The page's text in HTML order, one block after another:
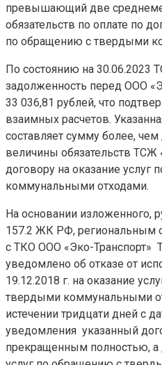
превышающий две
обязательств по оплате по
по обращению с твердыми
По состоянию на 30.06.2023
задолженность перед ООО
33 036,81 рублей, что
взаимных расчетов.
составляет сумму более,
величины обязательств ТСЖ
договору на оказание
коммунальными отходами.
На основании изложенного,
157.2 ЖК РФ, региональным
с ТКО ООО «Эко-Транспорт»
уведомлено об отказе от
19.12.2018 г. на оказание
твердыми коммунальными
истечении тридцати дней с
уведомления указанный
прекращенным полностью, а